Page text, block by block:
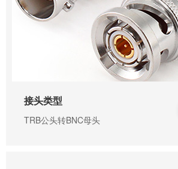
接头类型
TRB公头转BNC母头